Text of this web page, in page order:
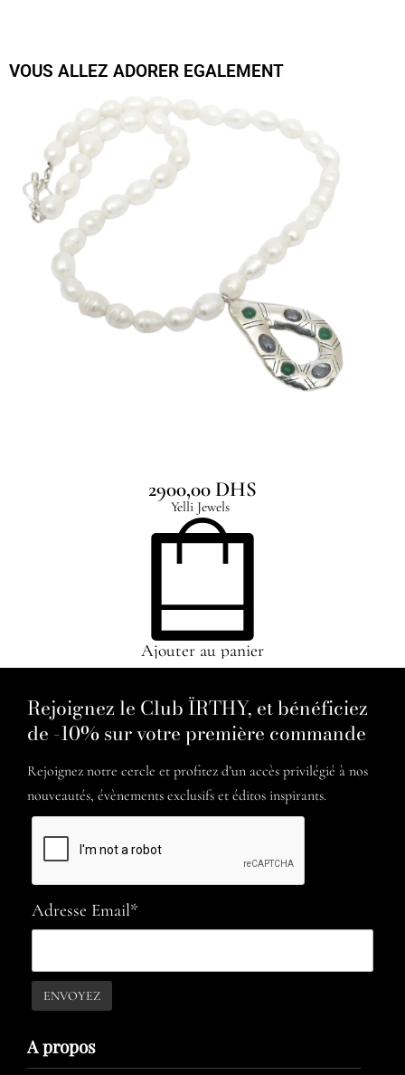
VOUS ALLEZ ADORER EGALEMENT
Yelli Jewels
2900,00 DHS
Ajouter au panier
Rejoignez le Club ÏRTHY, et bénéficiez
de -10% sur votre première commande
Rejoignez notre cercle et profitez d’un accès privilégié à nos
nouveautés, évènements exclusifs et éditos inspirants.
Adresse Email*
A propos​